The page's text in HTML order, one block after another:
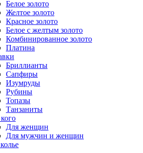
Белое золото
Желтое золото
Красное золото
Белое с желтым золото
Комбинированное золото
Платина
Бриллианты
Сапфиры
Изумруды
Рубины
Топазы
Танзаниты
Для женщин
Для мужчин и женщин